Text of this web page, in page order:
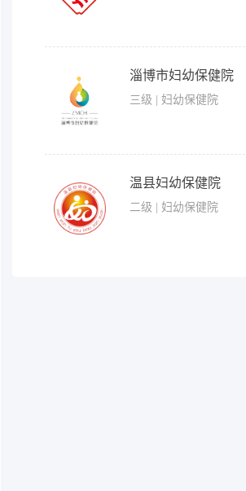
淄博市妇幼保健院
三级 | 妇幼保健院
温县妇幼保健院
二级 | 妇幼保健院